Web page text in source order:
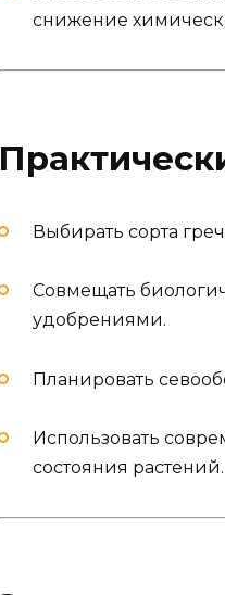
снижение
Выбирать сорта
Совмещать
удобрениями.
Планировать
Использовать
состояния растений.